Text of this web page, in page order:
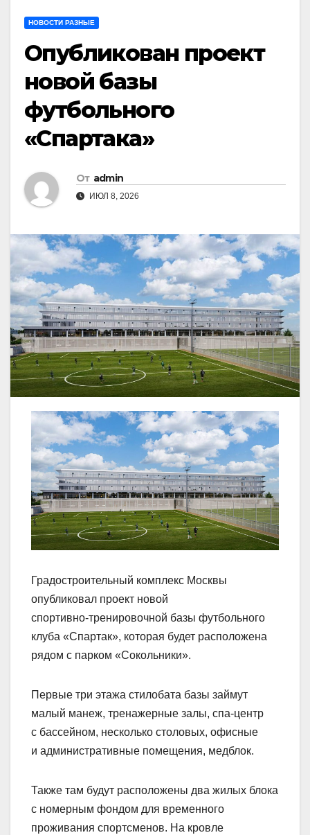
НОВОСТИ РАЗНЫЕ
Опубликован проект
новой базы
футбольного
«Спартака»
От admin
ИЮЛ 8, 2026
Градостроительный комплекс Москвы
опубликовал проект новой
спортивно‑тренировочной базы футбольного
клуба «Спартак», которая будет расположена
рядом с парком «Сокольники».
Первые три этажа стилобата базы займут
малый манеж, тренажерные залы, спа‑центр
с бассейном, несколько столовых, офисные
и административные помещения, медблок.
Также там будут расположены два жилых блока
с номерным фондом для временного
проживания спортсменов. На кровле